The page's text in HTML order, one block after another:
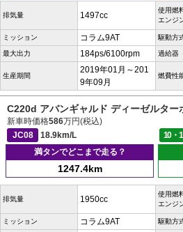
排気量 1497cc
使用燃
エンジ
ミッション コラム9AT 駆動方
最大出力 184ps/6100rpm 過給器
生産期間
2019年01月～201
9年09月
燃費性
C220d アバンギャルド ディーゼルター
新車時価格586万円(税込)
JC08
18.9km/L 10・
満タンでどこまで走る？
1247.4km
排気量 1950cc
使用燃
エンジ
ミッション コラム9AT 駆動方